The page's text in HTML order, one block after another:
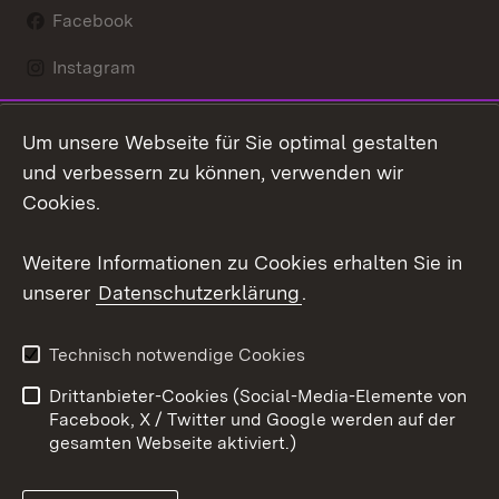
Facebook
Instagram
Mastodon
Youtube
Kontakt
Datenschutz
Barrierefreiheit
Impressum Cookies
Um unsere Webseite für Sie optimal gestalten
und verbessern zu können, verwenden wir
Cookies.
Weitere Informationen zu Cookies erhalten Sie in
unserer Datenschutzerklärung.
Technisch notwendige Cookies
Drittanbieter-Cookies (Social-Media-Elemente von
Facebook, X / Twitter und Google werden auf der
gesamten Webseite aktiviert.)